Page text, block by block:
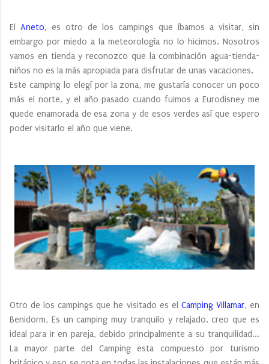
El Aneto, es otro de los campings que íbamos a visitar, sin
embargo por miedo a la meteorología no lo hicimos. Nosotros
vamos en tienda y reconozco que la combinación agua-tienda-
niños no es la más apropiada para disfrutar de unas vacaciones.
Este camping lo elegí por la zona, me gustaría conocer un poco
más el norte, y el año pasado cuando fuimos a Eurodisney me
quede enamorada de esa zona y de esos verdes así que espero
poder visitarlo el año que viene.
Otro de los campings que he visitado es el Camping Villamar, en
Benidorm, Es un camping muy tranquilo y relajado, creo que es
ideal para ir en pareja, debido principalmente a su tranquilidad...
La mayor parte del Camping esta compuesto por turismo